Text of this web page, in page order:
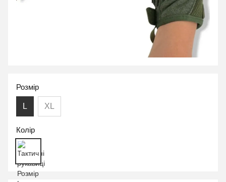
Розмір
L XL
Колір